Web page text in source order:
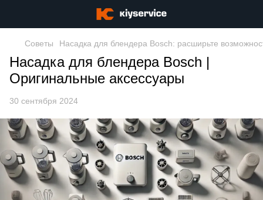
Советы Насадка для блендера Bosch: расширьте
Насадка для блендера Bosch |
Оригинальные аксессуары
30 сентября 2024